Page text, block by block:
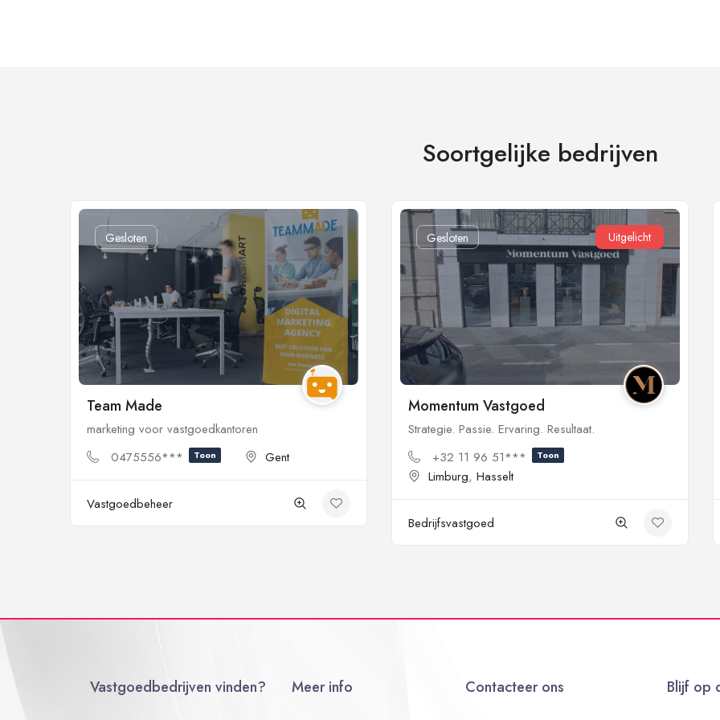
Soortgelijke bedrijven
Gesloten
Team Made
marketing voor vastgoedkantoren
0475556***
Toon Gent
Vastgoedbeheer
Gesloten Uitgelicht
Momentum Vastgoed
Strategie. Passie. Ervaring. Resultaat.
+32 11 96 51***
Toon
Limburg, Hasselt
Bedrijfsvastgoed
Vastgoedbedrijven vinden? Meer info Contacteer ons Blijf op